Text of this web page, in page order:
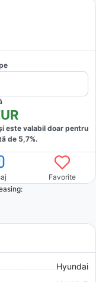
este valabil doar pentru
de 5,7%.
Favorite
:
Hyundai